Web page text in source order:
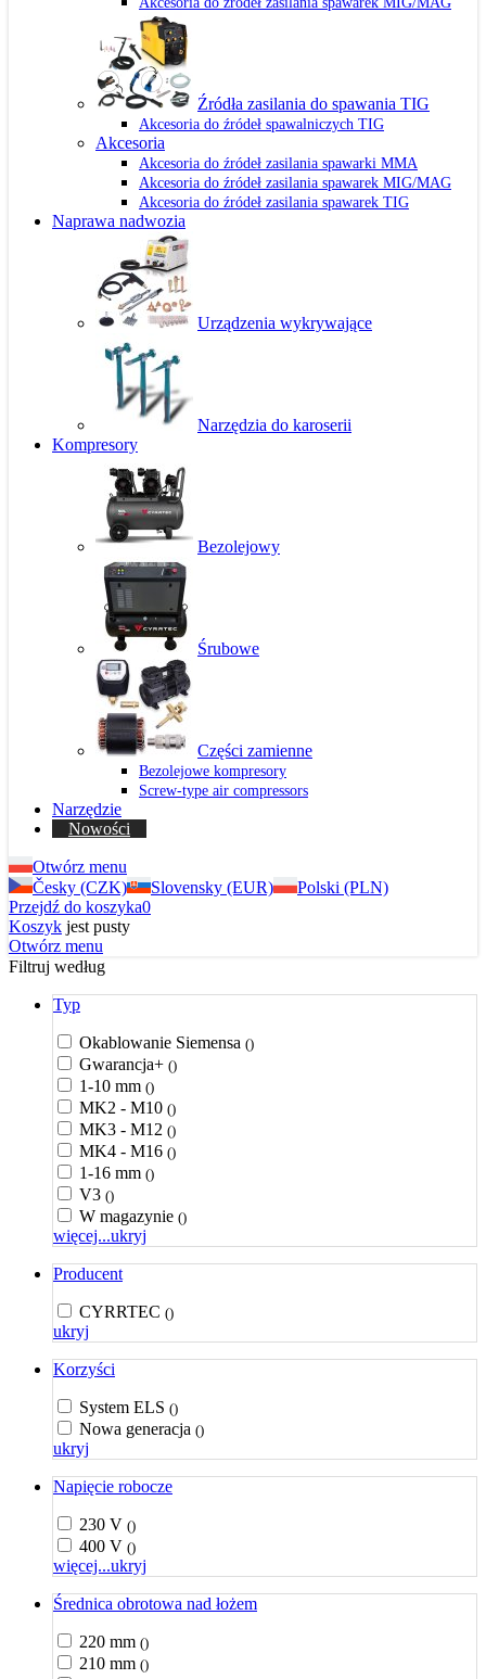
Źródła zasilania do spawania TIG
Akcesoria do źródeł spawalniczych TIG
Akcesoria
Akcesoria do źródeł zasilania spawarki MMA
Akcesoria do źródeł zasilania spawarek MIG/MAG
Akcesoria do źródeł zasilania spawarek TIG
Naprawa nadwozia
Urządzenia wykrywające
Narzędzia do karoserii
Kompresory
Bezolejowy
Śrubowe
Części zamienne
Bezolejowe kompresory
Screw-type air compressors
Narzędzie
Nowości
Otwórz menu
Česky (CZK)
Slovensky (EUR)
Polski (PLN)
Przejdź do koszyka0
Koszyk jest pusty
Otwórz menu
Filtruj według
Typ
Okablowanie Siemensa ()
Gwarancja+ ()
1-10 mm ()
MK2 - M10 ()
MK3 - M12 ()
MK4 - M16 ()
1-16 mm ()
V3 ()
W magazynie ()
więcej...ukryj
Producent
CYRRTEC ()
ukryj
Korzyści
System ELS ()
Nowa generacja ()
ukryj
Napięcie robocze
230 V ()
400 V ()
więcej...ukryj
Średnica obrotowa nad łożem
220 mm ()
210 mm ()